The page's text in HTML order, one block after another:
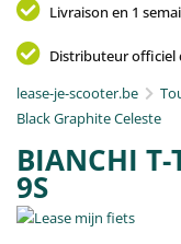
Livraison en 1
Distributeur officiel
lease-je-scooter.be
Black Graphite Celeste
BIANCHI
9S